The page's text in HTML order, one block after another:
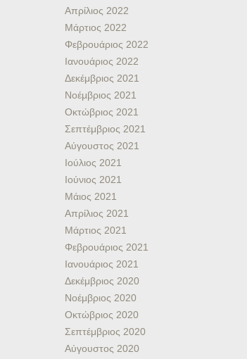
Απρίλιος 2022
Μάρτιος 2022
Φεβρουάριος 2022
Ιανουάριος 2022
Δεκέμβριος 2021
Νοέμβριος 2021
Οκτώβριος 2021
Σεπτέμβριος 2021
Αύγουστος 2021
Ιούλιος 2021
Ιούνιος 2021
Μάιος 2021
Απρίλιος 2021
Μάρτιος 2021
Φεβρουάριος 2021
Ιανουάριος 2021
Δεκέμβριος 2020
Νοέμβριος 2020
Οκτώβριος 2020
Σεπτέμβριος 2020
Αύγουστος 2020